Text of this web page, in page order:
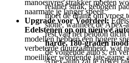
manoeuvres strakker moeten
naarmate je langer speelt.
Upgrade voor Voordeel:
Edelstenen op om nieuwe
modellen hebben een hogere
verbeterde duurzaamheid, wat
moeilijker wordende late-game
relatief strak, gebogen
moet de drang om vroeg
slotte, wanneer de Apex-
rest van het peloton
harde, 180-graden
de volgende auto's, en